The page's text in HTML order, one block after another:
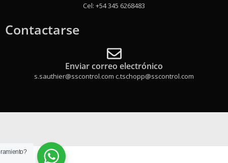
Cel: +54 345 6268483
Contactarse
Enviar correo electrónico
s.sauthier@sscontrol.com c.tschopp@sscontrol.com